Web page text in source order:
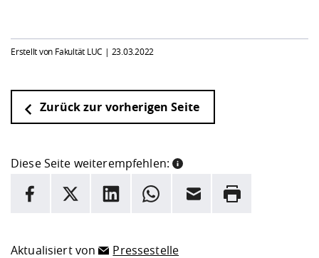
Erstellt von Fakultät LUC | 23.03.2022
Zurück zur vorherigen Seite
Diese Seite weiterempfehlen:
INFORMATION
Hier stehen weitere Informationen und ein Link zur
Facebook
X LinkedInWhatsappE-Mail Drucken
Aktualisiert von Pressestelle